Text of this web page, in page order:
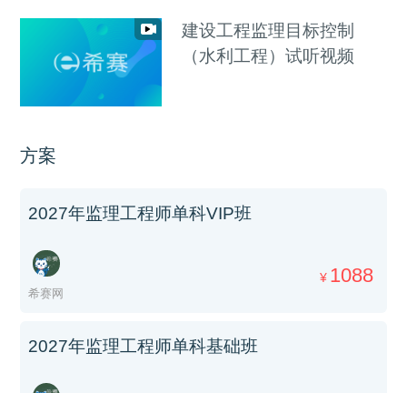
建设工程监理目标控制
（水利工程）试听视频
方案
2027年监理工程师单科VIP班
希赛网
¥ 1088
2027年监理工程师单科基础班